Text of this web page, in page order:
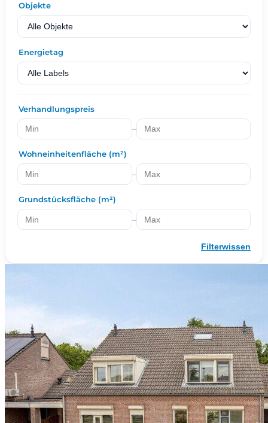
Objekte
Energietag
Verhandlungspreis
–
Wohneinheitenfläche (m²)
–
Grundstücksfläche (m²)
–
Filterwissen